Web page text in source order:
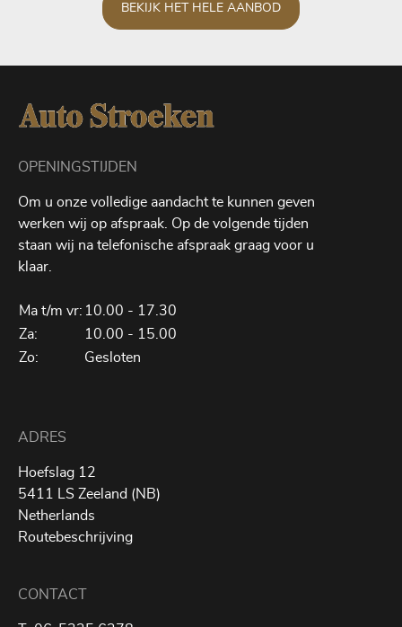
BEKIJK HET HELE AANBOD
OPENINGSTIJDEN
Om u onze volledige aandacht te kunnen geven
werken wij op afspraak. Op de volgende tijden
staan wij na telefonische afspraak graag voor u
klaar.
Ma t/m vr: 10.00 - 17.30
Za:
10.00 - 15.00
Zo:
Gesloten
ADRES
Hoefslag 12
5411 LS Zeeland (NB)
Netherlands
Routebeschrijving
CONTACT